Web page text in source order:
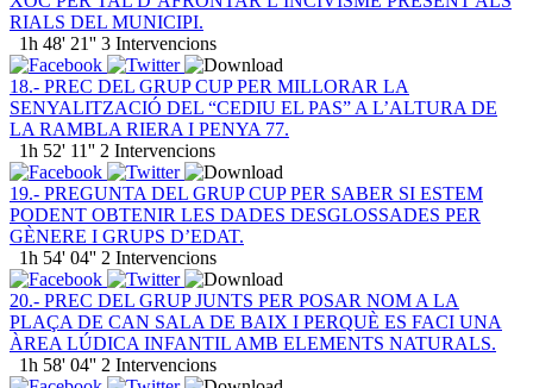
RIALS DEL MUNICIPI.
1h 48' 21'' 3 Intervencions
18.- PREC DEL GRUP CUP PER MILLORAR LA
SENYALITZACIÓ DEL “CEDIU EL PAS” A L’ALTURA DE
LA RAMBLA RIERA I PENYA 77.
1h 52' 11'' 2 Intervencions
19.- PREGUNTA DEL GRUP CUP PER SABER SI ESTEM
PODENT OBTENIR LES DADES DESGLOSSADES PER
GÈNERE I GRUPS D’EDAT.
1h 54' 04'' 2 Intervencions
20.- PREC DEL GRUP JUNTS PER POSAR NOM A LA
PLAÇA DE CAN SALA DE BAIX I PERQUÈ ES FACI UNA
ÀREA LÚDICA INFANTIL AMB ELEMENTS NATURALS.
1h 58' 04'' 2 Intervencions